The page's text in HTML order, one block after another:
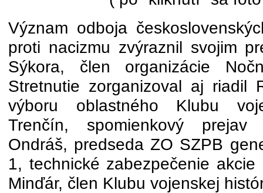
Význam odboja
proti nacizmu zvýraznil svojim
Sýkora, člen organizácie
Stretnutie zorganizoval aj riadil
výboru oblastného Klubu
Trenčín, spomienkový prejav
Ondráš, predseda ZO SZPB
1, technické zabezpečenie
Minďár, člen Klubu vojenskej